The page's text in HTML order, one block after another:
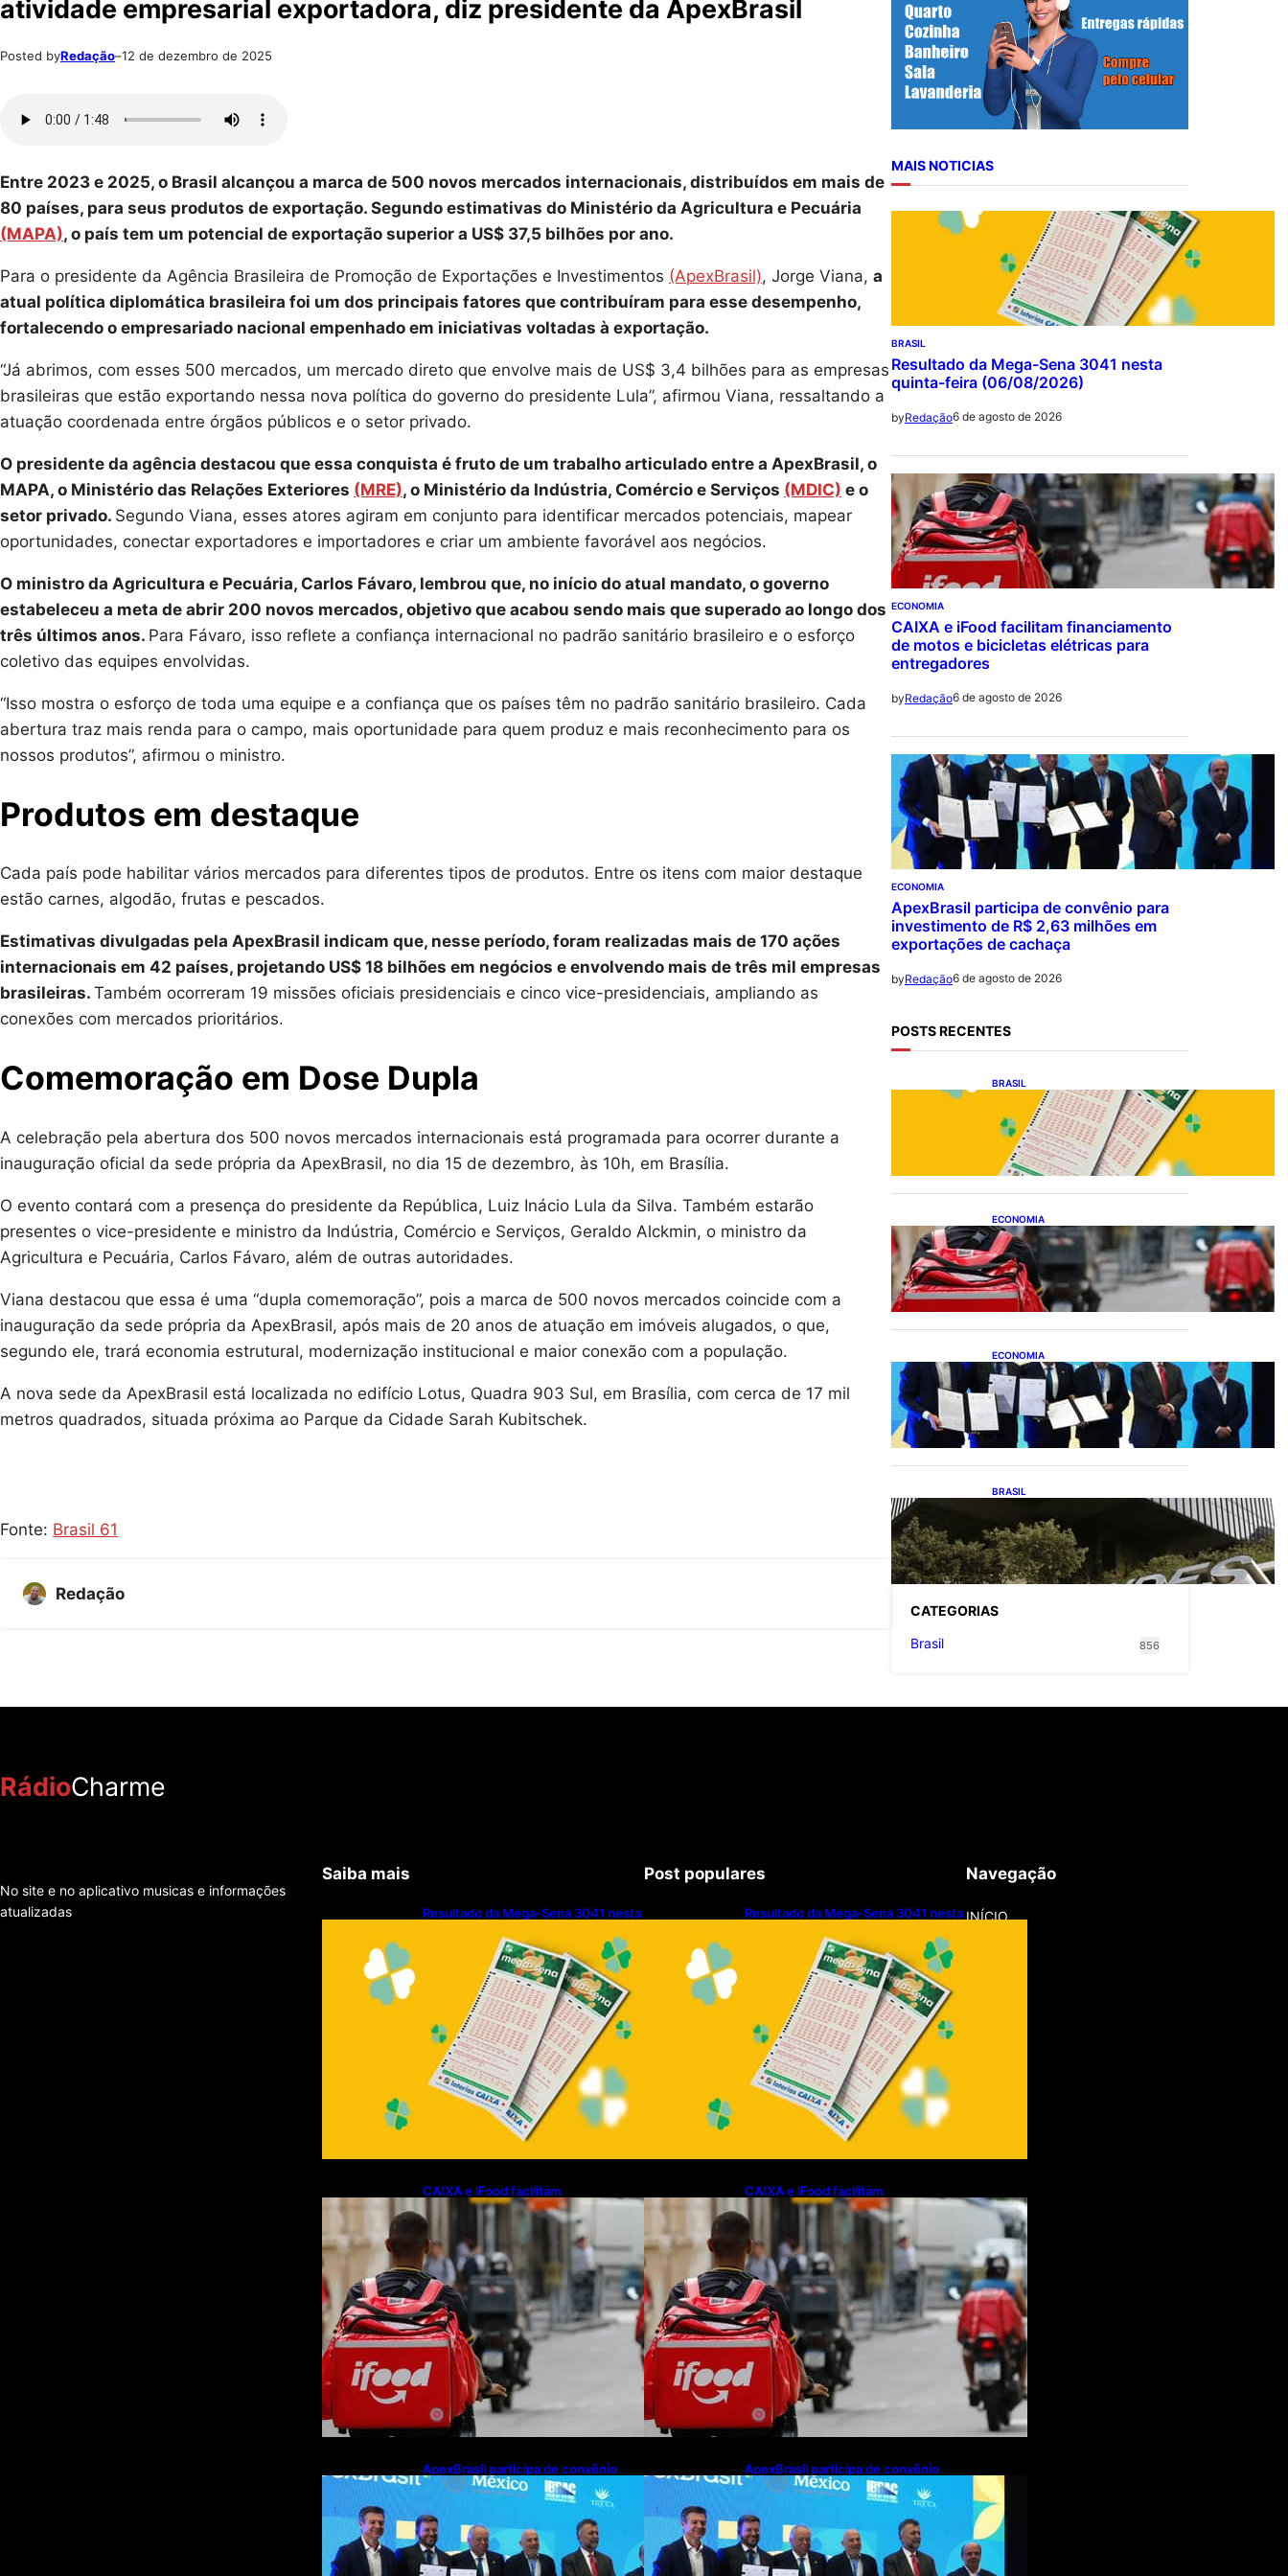
atividade empresarial exportadora, diz presidente da ApexBrasil
Posted byRedação–12 de dezembro de 2025
Entre 2023 e 2025, o Brasil alcançou a marca de 500 novos mercados internacionais, distribuídos em mais de
80 países, para seus produtos de exportação. Segundo estimativas do Ministério da Agricultura e Pecuária
(MAPA), o país tem um potencial de exportação superior a US$ 37,5 bilhões por ano.
Para o presidente da Agência Brasileira de Promoção de Exportações e Investimentos (ApexBrasil), Jorge Viana, a
atual política diplomática brasileira foi um dos principais fatores que contribuíram para esse desempenho,
fortalecendo o empresariado nacional empenhado em iniciativas voltadas à exportação.
“Já abrimos, com esses 500 mercados, um mercado direto que envolve mais de US$ 3,4 bilhões para as empresas
brasileiras que estão exportando nessa nova política do governo do presidente Lula”, afirmou Viana, ressaltando a
atuação coordenada entre órgãos públicos e o setor privado.
O presidente da agência destacou que essa conquista é fruto de um trabalho articulado entre a ApexBrasil, o
MAPA, o Ministério das Relações Exteriores (MRE), o Ministério da Indústria, Comércio e Serviços (MDIC) e o
setor privado. Segundo Viana, esses atores agiram em conjunto para identificar mercados potenciais, mapear
oportunidades, conectar exportadores e importadores e criar um ambiente favorável aos negócios.
O ministro da Agricultura e Pecuária, Carlos Fávaro, lembrou que, no início do atual mandato, o governo
estabeleceu a meta de abrir 200 novos mercados, objetivo que acabou sendo mais que superado ao longo dos
três últimos anos. Para Fávaro, isso reflete a confiança internacional no padrão sanitário brasileiro e o esforço
coletivo das equipes envolvidas.
“Isso mostra o esforço de toda uma equipe e a confiança que os países têm no padrão sanitário brasileiro. Cada
abertura traz mais renda para o campo, mais oportunidade para quem produz e mais reconhecimento para os
nossos produtos”, afirmou o ministro.
Produtos em destaque
Cada país pode habilitar vários mercados para diferentes tipos de produtos. Entre os itens com maior destaque
estão carnes, algodão, frutas e pescados.
Estimativas divulgadas pela ApexBrasil indicam que, nesse período, foram realizadas mais de 170 ações
internacionais em 42 países, projetando US$ 18 bilhões em negócios e envolvendo mais de três mil empresas
brasileiras. Também ocorreram 19 missões oficiais presidenciais e cinco vice-presidenciais, ampliando as
conexões com mercados prioritários.
Comemoração em Dose Dupla
A celebração pela abertura dos 500 novos mercados internacionais está programada para ocorrer durante a
inauguração oficial da sede própria da ApexBrasil, no dia 15 de dezembro, às 10h, em Brasília.
O evento contará com a presença do presidente da República, Luiz Inácio Lula da Silva. Também estarão
presentes o vice-presidente e ministro da Indústria, Comércio e Serviços, Geraldo Alckmin, o ministro da
Agricultura e Pecuária, Carlos Fávaro, além de outras autoridades.
Viana destacou que essa é uma “dupla comemoração”, pois a marca de 500 novos mercados coincide com a
inauguração da sede própria da ApexBrasil, após mais de 20 anos de atuação em imóveis alugados, o que,
segundo ele, trará economia estrutural, modernização institucional e maior conexão com a população.
A nova sede da ApexBrasil está localizada no edifício Lotus, Quadra 903 Sul, em Brasília, com cerca de 17 mil
metros quadrados, situada próxima ao Parque da Cidade Sarah Kubitschek.
Fonte: Brasil 61
Redação
MAIS NOTICIAS
BRASIL
Resultado da Mega-Sena 3041 nesta
quinta-feira (06/08/2026)
byRedação6 de agosto de 2026
ECONOMIA
CAIXA e iFood facilitam financiamento
de motos e bicicletas elétricas para
entregadores
byRedação6 de agosto de 2026
ECONOMIA
ApexBrasil participa de convênio para
investimento de R$ 2,63 milhões em
exportações de cachaça
byRedação6 de agosto de 2026
POSTS RECENTES
BRASIL
Resultado da Mega-Sena
3041 nesta quinta-feira
(06/08/2026)
ECONOMIA
CAIXA e iFood facilitam
financiamento de motos e
bicicletas elétricas para
entregadores
ECONOMIA
ApexBrasil participa de
convênio para investimento
de R$ 2,63 milhões em
exportações de cachaça
BRASIL
Projetos de saneamento
podem beneficiar 18
milhões de brasileiros
CATEGORIAS
Brasil
856
RádioCharme
No site e no aplicativo musicas e informações
atualizadas
Saiba mais
Resultado da Mega-Sena 3041 nesta
CAIXA e iFood facilitam
financiamento de motos e bicicletas
elétricas para entregadores
ApexBrasil participa de convênio
para investimento de R$ 2,63
milhões em exportações de cachaça
Post populares
Resultado da Mega-Sena 3041 nesta
CAIXA e iFood facilitam
financiamento de motos e bicicletas
elétricas para entregadores
ApexBrasil participa de convênio
para investimento de R$ 2,63
milhões em exportações de cachaça
Navegação
INÍCIO